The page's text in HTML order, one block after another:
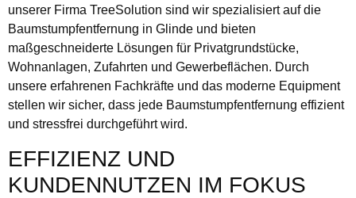
unserer Firma TreeSolution sind wir spezialisiert auf die
Baumstumpfentfernung in Glinde und bieten
maßgeschneiderte Lösungen für Privatgrundstücke,
Wohnanlagen, Zufahrten und Gewerbeflächen. Durch
unsere erfahrenen Fachkräfte und das moderne Equipment
stellen wir sicher, dass jede Baumstumpfentfernung effizient
und stressfrei durchgeführt wird.
EFFIZIENZ UND
KUNDENNUTZEN IM FOKUS